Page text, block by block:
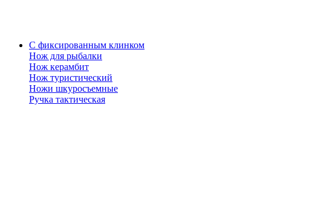
С фиксированным клинком
Нож для рыбалки
Нож керамбит
Нож туристический
Ножи шкуросъемные
Ручка тактическая